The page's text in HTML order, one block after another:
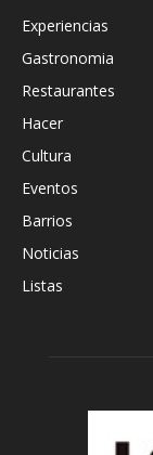
Experiencias
Gastronomia
Restaurantes
Hacer
Cultura
Eventos
Barrios
Noticias
Listas